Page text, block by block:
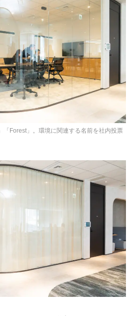
「Forest」。環境に関連する名前を社内投票